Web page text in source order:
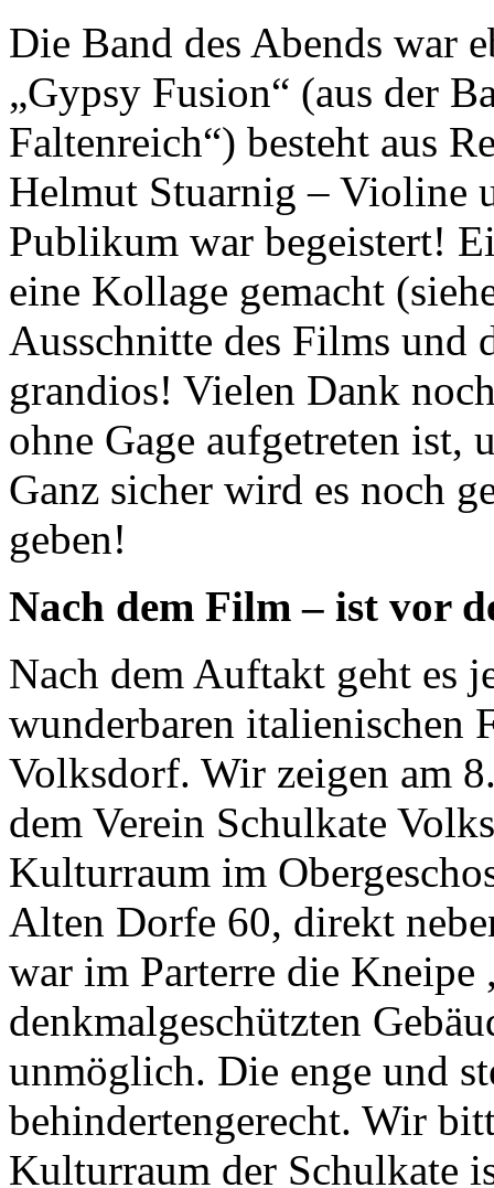
Die Band des Abends war
„Gypsy Fusion“ (aus der
Faltenreich“) besteht aus
Helmut Stuarnig – Violine
Publikum war begeistert!
eine Kollage gemacht
Ausschnitte des Films und
grandios! Vielen Dank
ohne Gage aufgetreten ist,
Ganz sicher wird es noch
geben!
Nach dem Film – ist vor
Nach dem Auftakt geht es
wunderbaren italienischen
Volksdorf. Wir zeigen am
dem Verein Schulkate
Kulturraum im
Alten Dorfe 60, direkt
war im Parterre die
denkmalgeschützten
unmöglich. Die enge und
behindertengerecht. Wir
Kulturraum der Schulkate